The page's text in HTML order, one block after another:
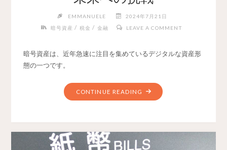
EMMANUELE
2024年7月21日
暗号資産 / 税金 / 金融 LEAVE A COMMENT
暗号資産は、近年急速に注目を集めているデジタルな資産形
態の一つです。
CONTINUE READING